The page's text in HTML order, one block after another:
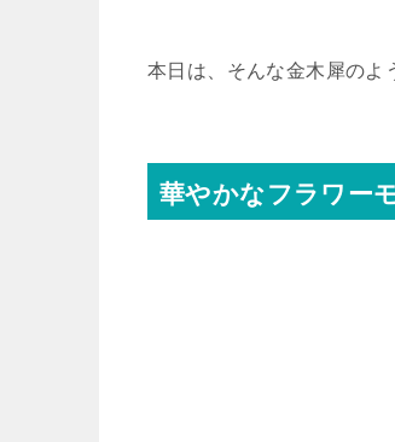
本日は、そんな金木犀のよ
華やかなフラワー